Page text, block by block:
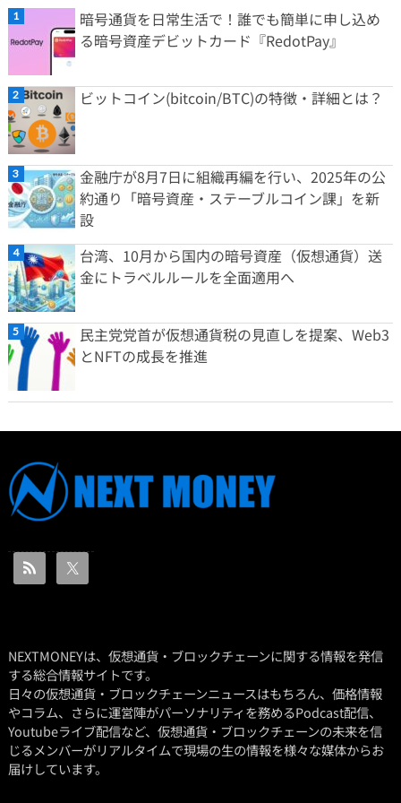
暗号通貨を日常生活で！誰でも簡単に申し込め
る暗号資産デビットカード『RedotPay』
ビットコイン(bitcoin/BTC)の特徴・詳細とは？
金融庁が8月7日に組織再編を行い、2025年の公
約通り「暗号資産・ステーブルコイン課」を新
設
台湾、10月から国内の暗号資産（仮想通貨）送
金にトラベルルールを全面適用へ
民主党党首が仮想通貨税の見直しを提案、Web3
とNFTの成長を推進
NEXTMONEYは、仮想通貨・ブロックチェーンに関する情報を発信
する総合情報サイトです。
日々の仮想通貨・ブロックチェーンニュースはもちろん、価格情報
やコラム、さらに運営陣がパーソナリティを務めるPodcast配信、
Youtubeライブ配信など、仮想通貨・ブロックチェーンの未来を信
じるメンバーがリアルタイムで現場の生の情報を様々な媒体からお
届けしています。